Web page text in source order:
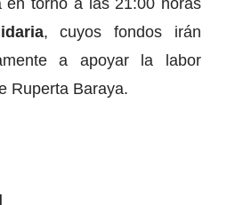
, cuyos fondos irán
a apoyar la labor
Ruperta Baraya.